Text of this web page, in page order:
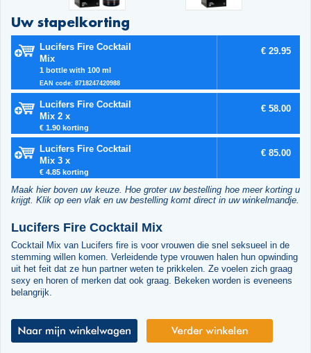
Uw stapelkorting
Lucifers Fire Cocktail
Mix
1 bottle with 100 ml
EAN code: 8718247420988
€ 29.95
Lucifers Fire Cocktail
Mix 2 x
€ 1.90 korting
€ 58.00
Lucifers Fire Cocktail
Mix 3 x
€ 4.85 korting
€ 85.00
Maak hier boven uw keuze. Hoe groter uw bestelling hoe meer korting u
krijgt. Klik op een vlak en uw bestelling komt direct in uw winkelmandje.
Lucifers Fire Cocktail Mix
Cocktail Mix van Lucifers fire is voor vrouwen die snel seksueel in de
stemming willen komen. Verleidende type vrouwen halen hun opwinding
uit het feit dat ze hun partner weten te prikkelen. Ze voelen zich graag
sexy en horen of merken dat ook graag. Bekeken worden is eveneens
belangrijk.